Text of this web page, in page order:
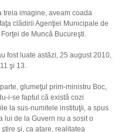
treia imagine, aveam coada
clădirii Agenţiei Municipale de
de Muncă Bucureşti.
fost luate astăzi, 25 august 2010,
şi 13.
glumeţul prim-ministru Boc,
i-se faptul că există cozi
la sus-numitele instituţii, a spus
lui de la Guvern nu a sosit o
şi, ca atare, realitatea